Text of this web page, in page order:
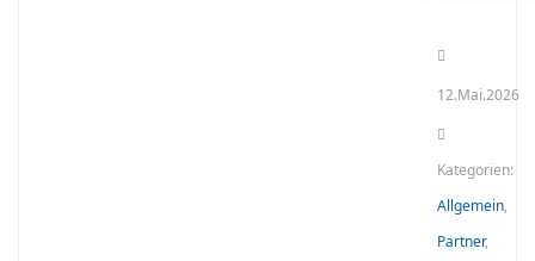
12.Mai.2026
Kategorien:
Allgemein,
Partner,